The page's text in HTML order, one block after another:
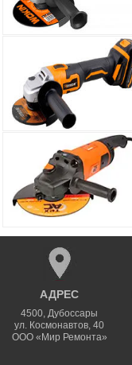
АДРЕС
4500,Дубоссары
ул. Космонавтов, 40
ООО «Мир Ремонта»